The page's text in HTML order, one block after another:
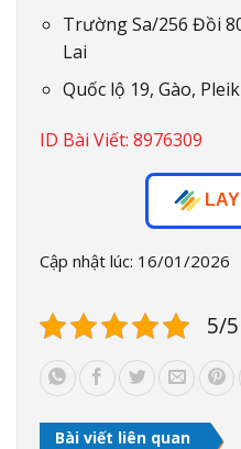
Trường Sa/256 Đồi
Lai
Quốc lộ 19, Gào,
ID Bài Viết: 8976309
Cập nhật lúc: 16/01/2026
5/
Bài viết liên quan